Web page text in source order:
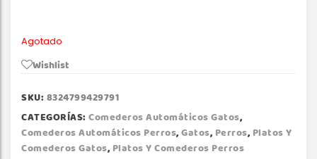
Agotado
Wishlist
SKU: 8324799429791
CATEGORÍAS: Comederos Automáticos Gatos,
Comederos Automáticos Perros,Gatos, Perros, Platos Y
Comederos Gatos, Platos Y Comederos Perros